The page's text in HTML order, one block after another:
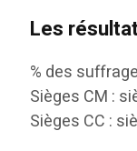
Les
% des
Sièges CM :
Sièges CC :